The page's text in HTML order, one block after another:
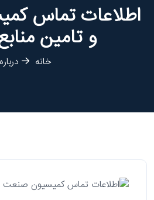
اطلاعات تماس
و تامین
خانه